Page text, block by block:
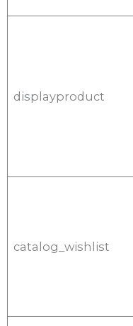
displayproduct
catalog_wishlist